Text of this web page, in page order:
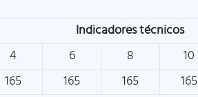
Indicadores técnicos
4 6 8 10
165 165 165 165